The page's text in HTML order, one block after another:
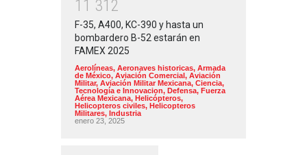
1 1 31 2
F-35, A400, KC-390 y hasta un
bombardero B-52 estarán en
FAMEX 2025
Aerolíneas, Aeronaves historicas, Armada
de México, Aviación Comercial, Aviación
Militar, Aviación Militar Mexicana, Ciencia,
Tecnología e Innovacion, Defensa, Fuerza
Aérea Mexicana, Helicópteros,
Helicopteros civiles, Helicopteros
Militares, Industria
enero 23, 2025